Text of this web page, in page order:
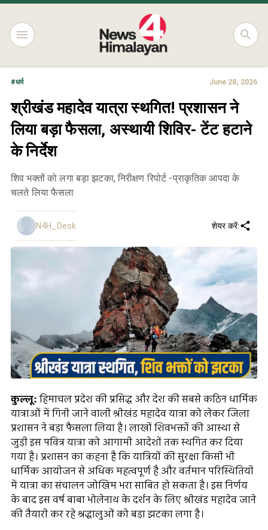
#धर्म June 28, 2026
श्रीखंड महादेव यात्रा स्थगित! प्रशासन ने
लिया बड़ा फैसला, अस्थायी शिविर- टेंट हटाने
के निर्देश
शिव भक्तों को लगा बड़ा झटका, निरीक्षण रिपोर्ट -प्राकृतिक आपदा के
चलते लिया फैसला
N4H_Desk शेयर करें:
कुल्लू:हिमाचल प्रदेश की प्रसिद्ध और देश की सबसे कठिन धार्मिक
यात्राओं में गिनी जाने वाली श्रीखंड महादेव यात्रा को लेकर जिला
प्रशासन ने बड़ा फैसला लिया है। लाखों शिवभक्तों की आस्था से
जुड़ी इस पवित्र यात्रा को आगामी आदेशों तक स्थगित कर दिया
गया है। प्रशासन का कहना है कि यात्रियों की सुरक्षा किसी भी
धार्मिक आयोजन से अधिक महत्वपूर्ण है और वर्तमान परिस्थितियों
में यात्रा का संचालन जोखिम भरा साबित हो सकता है। इस निर्णय
के बाद इस वर्ष बाबा भोलेनाथ के दर्शन के लिए श्रीखंड महादेव जाने
की तैयारी कर रहे श्रद्धालुओं को बड़ा झटका लगा है।